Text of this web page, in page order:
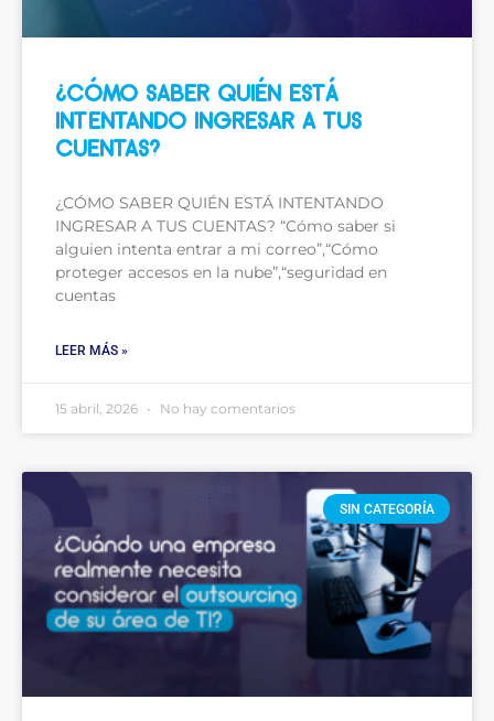
¿CÓMO SABER QUIÉN ESTÁ
INTENTANDO INGRESAR A TUS
CUENTAS?
¿CÓMO SABER QUIÉN ESTÁ INTENTANDO
INGRESAR A TUS CUENTAS? “Cómo saber si
alguien intenta entrar a mi correo”,“Cómo
proteger accesos en la nube”,“seguridad en
cuentas
LEER MÁS »
15 abril, 2026 No hay comentarios
SIN CATEGORÍA